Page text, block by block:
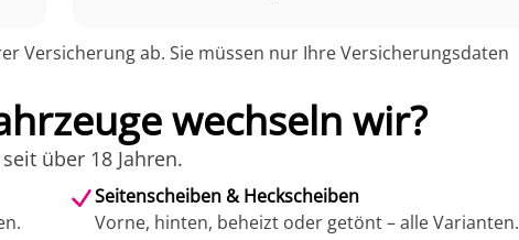
Versicherung ab. Sie müssen nur Ihre Versicherungsdaten
wechseln wir?
über 18 Jahren.
Seitenscheiben & Heckscheiben
Vorne, hinten, beheizt oder getönt – alle Varianten.